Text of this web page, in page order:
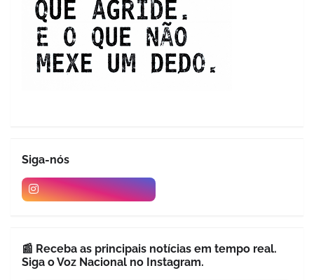
Siga-nós
📰 Receba as principais notícias em tempo real.
Siga o Voz Nacional no Instagram.